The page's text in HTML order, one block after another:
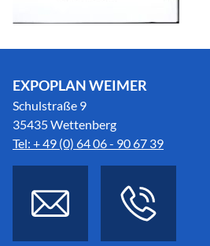
EXPOPLAN WEIMER
Schulstraße 9
35435 Wettenberg
Tel: + 49 (0) 64 06 - 90 67 39